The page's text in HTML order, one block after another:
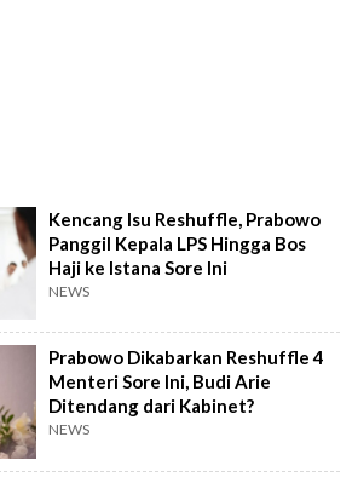
Kencang Isu Reshuffle, Prabowo
Panggil Kepala LPS Hingga Bos
Haji ke Istana Sore Ini
NEWS
Prabowo Dikabarkan Reshuffle 4
Menteri Sore Ini, Budi Arie
Ditendang dari Kabinet?
NEWS